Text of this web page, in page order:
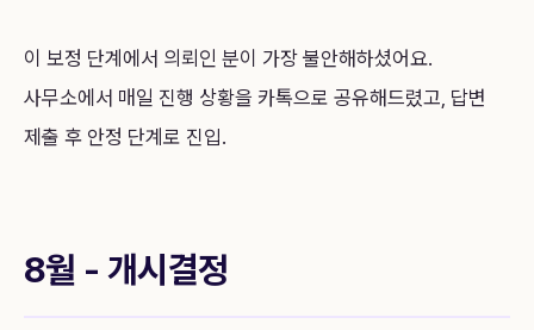
이 보정 단계에서 의뢰인 분이 가장 불안해하셨어요.
사무소에서 매일 진행 상황을 카톡으로 공유해드렸고, 답변
제출 후 안정 단계로 진입.
8월 - 개시결정